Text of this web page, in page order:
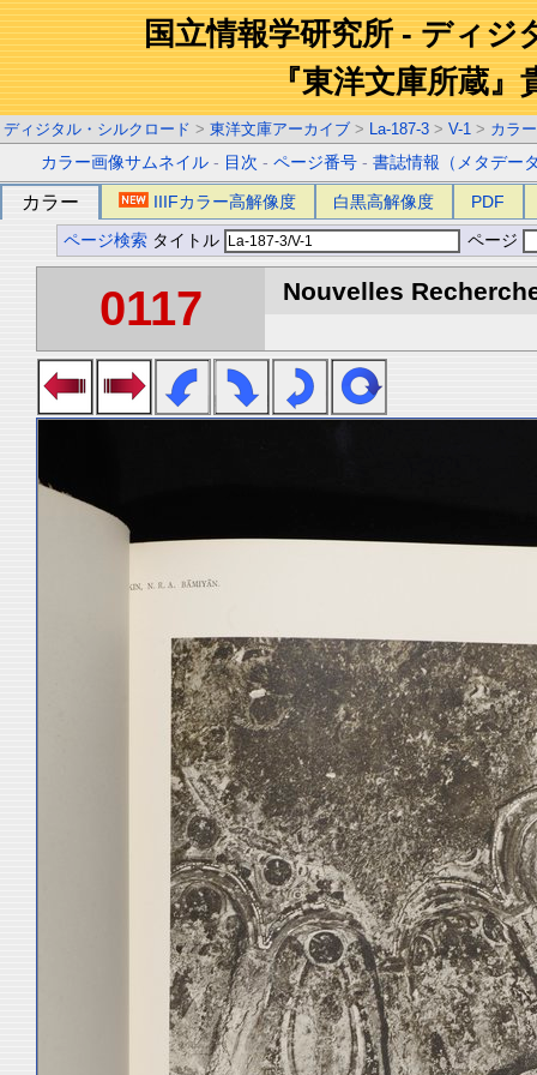
国立情報学研究所 - ディジ
『東洋文庫所蔵』
ディジタル・シルクロード > 東洋文庫アーカイブ > La-187-3 > V-1 > カラ
カラー画像サムネイル - 目次 -ページ番号 -書誌情報（メタデー
カラー IIIFカラー高解像度 白黒高解像度 PDF
ページ検索 タイトル ページ
0117 Nouvelles